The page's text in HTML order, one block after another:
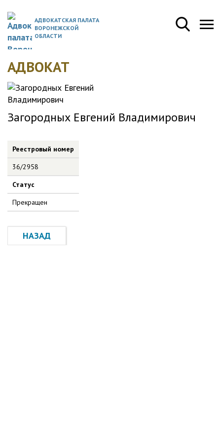
АДВОКАТСКАЯ ПАЛАТА
ВОРОНЕЖСКОЙ
ОБЛАСТИ
АДВОКАТ
Загородных Евгений Владимирович
Реестровый номер
36/2958
Статус
Прекращен
НАЗАД